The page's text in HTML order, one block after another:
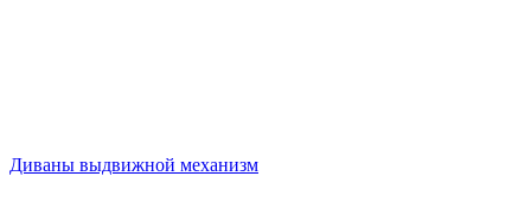
Диваны выдвижной механизм